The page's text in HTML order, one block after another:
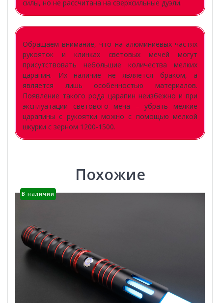
силы, но не рассчитана на сверхсильные дуэли.
Обращаем внимание, что на алюминиевых частях
рукояток и клинках световых мечей могут
присутствовать небольшие количества мелких
царапин. Их наличие не является браком, а
является лишь особенностью материалов.
Появление такого рода царапин неизбежно и при
эксплуатации светового меча – убрать мелкие
царапины с рукоятки можно с помощью мелкой
шкурки с зерном 1200-1500.
Похожие
В наличии